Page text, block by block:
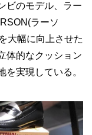
ビのモデル、ラー
ラーソ
大幅に向上させた
体的なクッション
を実現している。